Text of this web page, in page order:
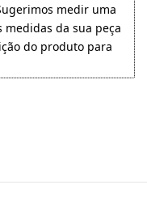
medir uma
medidas da sua peça
do produto para